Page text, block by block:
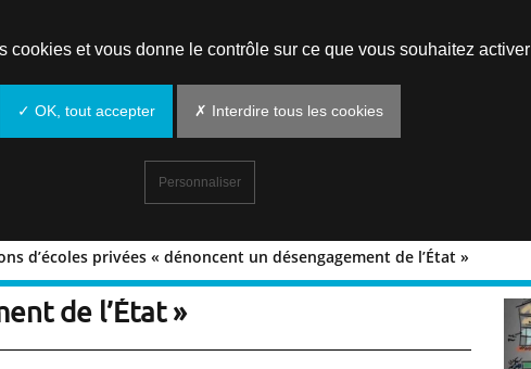
d’écoles privées « dénoncent un désengagement de l’État »
fédérations d’écoles privées
de l’État »
cookies et vous donne le contrôle sur ce que vous souhaitez activer
✓ OK, tout accepter ✗ Interdire tous les cookies
Personnaliser